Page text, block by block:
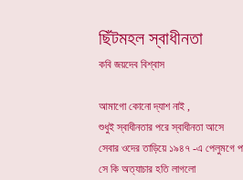
ছিঁটমহল স্বাধীনতা
কবি জয়দেব বিশ্বাস
আমাগো কোনো দ্যাশ নাই ,
শুধুই স্বাধীনতার পরে স্বাধীনতা আসে
সেবার ওদের তাড়িয়ে ১৯৪৭ -এ পেলুমগে
সে কি অত্যাচার হতি লাগলো